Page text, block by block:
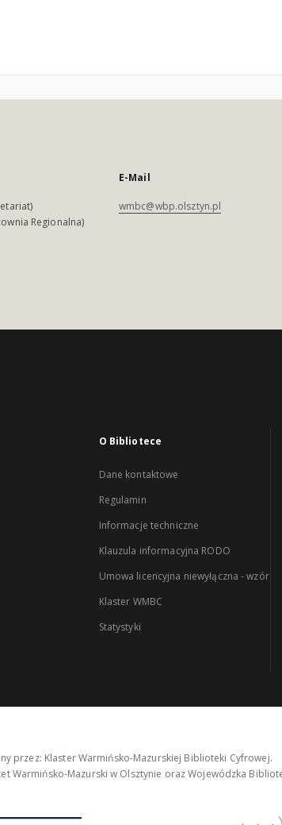
Regionalna)
E-Mail
wmbc@wbp.olsztyn.pl
O Bibliotece
Dane kontaktowe
Regulamin
Informacje techniczne
Klauzula informacyjna RODO
Umowa licencyjna niewyłączna - wzór
Klaster WMBC
Statystyki
przez: Klaster Warmińsko-Mazurskiej Biblioteki Cyfrowej.
Warmińsko-Mazurski w Olsztynie oraz Wojewódzka